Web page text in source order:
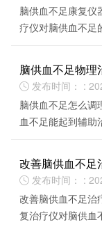
脑供血不足康复
疗仪对脑供血不足
脑供血不足物
 发布时间： :
脑供血不足怎么调
血不足能起到辅助
改善脑供血不足
 发布时间： :
改善脑供血不足治
复治疗仪对脑供血